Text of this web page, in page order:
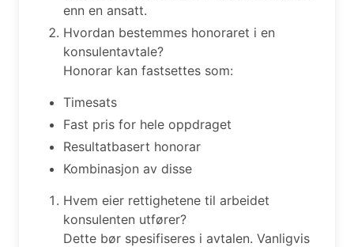
enn en ansatt.
Hvordan bestemmes honoraret i en
konsulentavtale?
Honorar kan fastsettes som:
Timesats
Fast pris for hele oppdraget
Resultatbasert honorar
Kombinasjon av disse
Hvem eier rettighetene til arbeidet
konsulenten utfører?
Dette bør spesifiseres i avtalen. Vanligvis